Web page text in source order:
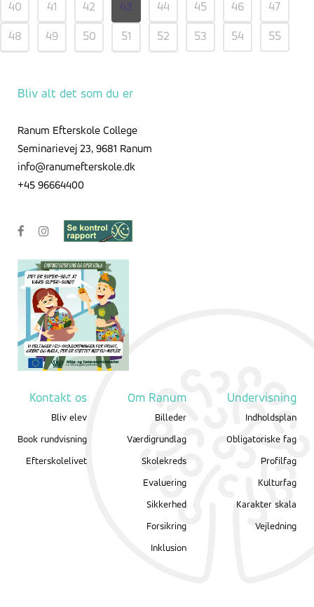
40 41 42 43 44 45 46 47
48 49 50 51 52 53 54 55
Bliv alt det som du er
Ranum Efterskole College
Seminarievej 23, 9681 Ranum
info@ranumefterskole.dk
+45 96664400
Kontakt os
Bliv elev
Book rundvisning
Efterskolelivet
Om Ranum
Billeder
Værdigrundlag
Skolekreds
Evaluering
Sikkerhed
Forsikring
Inklusion
Undervisning
Indholdsplan
Obligatoriske fag
Profilfag
Kulturfag
Karakter skala
Vejledning